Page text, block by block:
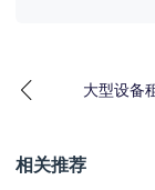
大型设备
相关推荐